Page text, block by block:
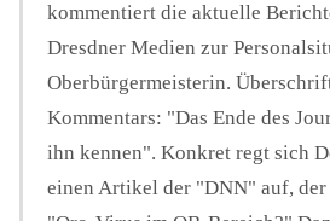
Podcast
Seminare
kommentiert die aktuelle
Dresdner Medien zur
Oberbürgermeisterin.
Kommentars: "Das Ende des
ihn kennen". Konkret regt sich
einen Artikel der "DNN" auf,